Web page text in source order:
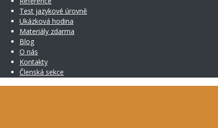
Test jazykové úrovně
Ukázková hodina
Materiály zdarma
Blog
O nás
Kontakty
Členská sekce